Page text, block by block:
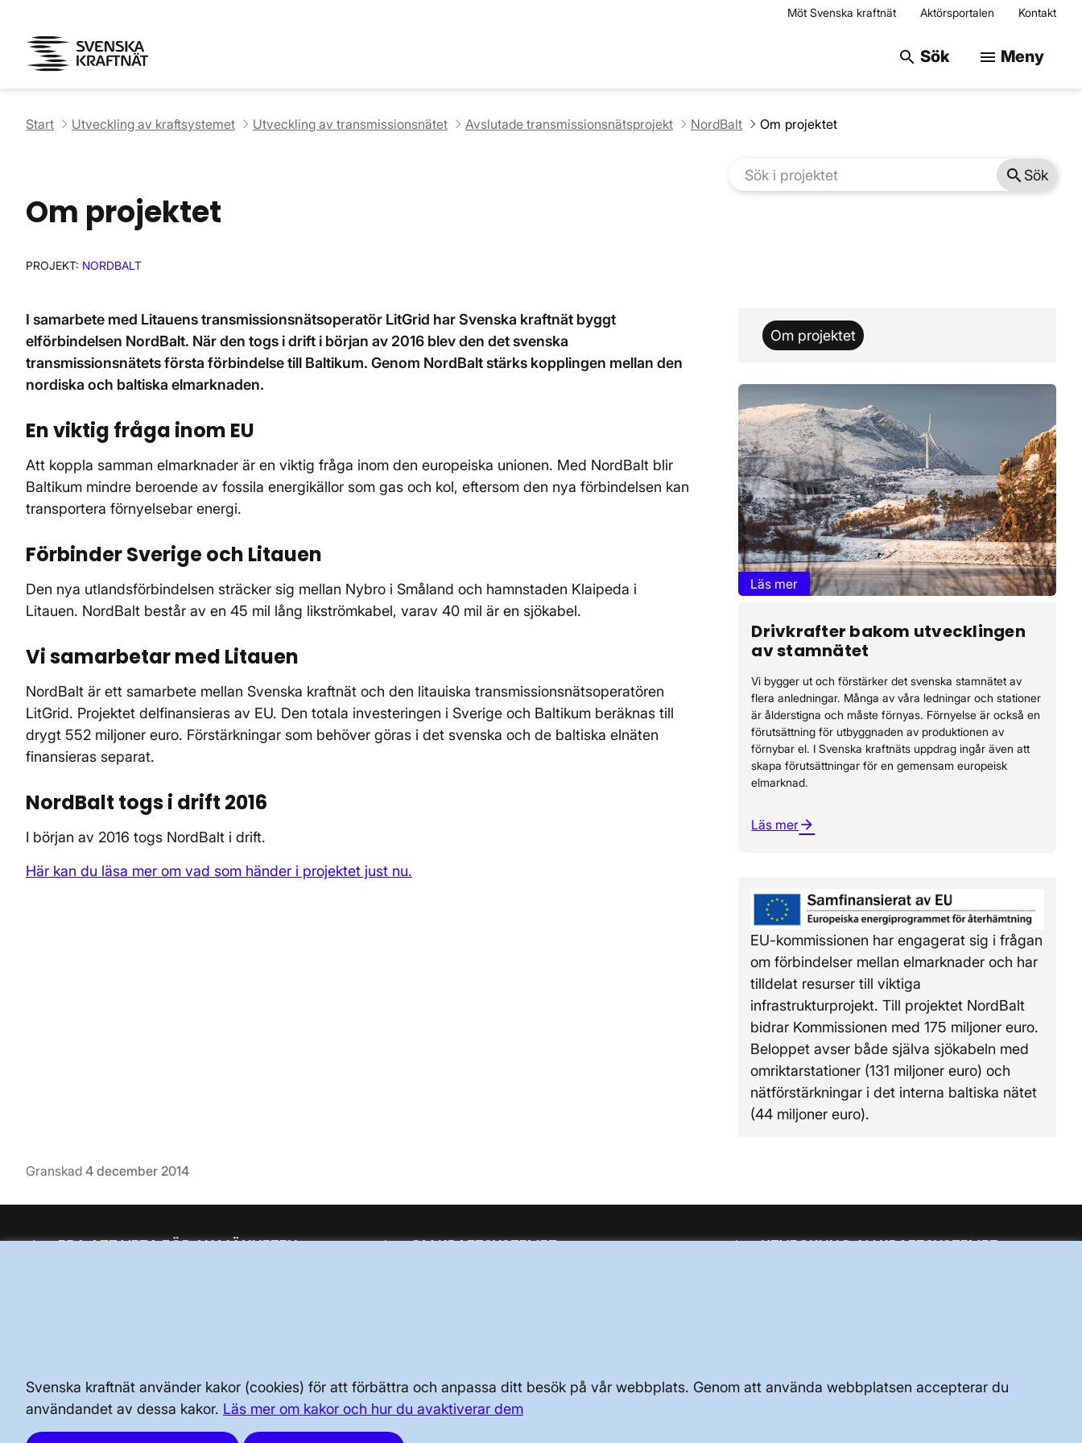
Möt Svenska kraftnät Aktörsportalen Kontakt
search Sök Sök på
menu Meny
Svenska kraftnät använder kakor (cookies) för att förbättra och anpassa ditt besök på vår webbplats. Genom att använda webbplatsen accepterar du
användandet av dessa kakor. Läs mer om kakor och hur du avaktiverar dem
Start Utveckling av kraftsystemet Utveckling av transmissionsnätet Avslutade transmissionsnätsprojekt NordBalt Om projektet
Om projektet
PROJEKT: NORDBALT
search Sök
I samarbete med Litauens transmissionsnätsoperatör LitGrid har Svenska kraftnät byggt
elförbindelsen NordBalt. När den togs i drift i början av 2016 blev den det svenska
transmissionsnätets första förbindelse till Baltikum. Genom NordBalt stärks kopplingen mellan den
nordiska och baltiska elmarknaden.
En viktig fråga inom EU
Att koppla samman elmarknader är en viktig fråga inom den europeiska unionen. Med NordBalt blir
Baltikum mindre beroende av fossila energikällor som gas och kol, eftersom den nya förbindelsen kan
transportera förnyelsebar energi.
Förbinder Sverige och Litauen
Den nya utlandsförbindelsen sträcker sig mellan Nybro i Småland och hamnstaden Klaipeda i
Litauen. NordBalt består av en 45 mil lång likströmkabel, varav 40 mil är en sjökabel.
Vi samarbetar med Litauen
NordBalt är ett samarbete mellan Svenska kraftnät och den litauiska transmissionsnätsoperatören
LitGrid. Projektet delfinansieras av EU. Den totala investeringen i Sverige och Baltikum beräknas till
drygt 552 miljoner euro. Förstärkningar som behöver göras i det svenska och de baltiska elnäten
finansieras separat.
NordBalt togs i drift 2016
I början av 2016 togs NordBalt i drift.
Här kan du läsa mer om vad som händer i projektet just nu.
Om projektet
Läs mer
Drivkrafter bakom utvecklingen
av stamnätet
Vi bygger ut och förstärker det svenska stamnätet av
flera anledningar. Många av våra ledningar och stationer
är ålderstigna och måste förnyas. Förnyelse är också en
förutsättning för utbyggnaden av produktionen av
förnybar el. I Svenska kraftnäts uppdrag ingår även att
skapa förutsättningar för en gemensam europeisk
elmarknad.
Läs merarrow_forward
EU-kommissionen har engagerat sig i frågan
om förbindelser mellan elmarknader och har
tilldelat resurser till viktiga
infrastrukturprojekt. Till projektet NordBalt
bidrar Kommissionen med 175 miljoner euro.
Beloppet avser både själva sjökabeln med
omriktarstationer (131 miljoner euro) och
nätförstärkningar i det interna baltiska nätet
(44 miljoner euro).
Granskad 4 december 2014
BRA ATT VETA FÖR ALLMÄNHETEN OM KRAFTSYSTEMET UTVECKLING AV KRAFTSYSTEMET